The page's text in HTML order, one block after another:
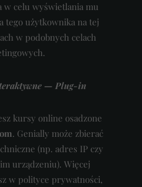
celu wyświetlania mu
tego użytkownika na tej
w podobnych celach
— Plug-in
kursy online osadzone
. Genially może zbierać
(np. adres IP czy
urządzeniu). Więcej
w polityce prywatności,